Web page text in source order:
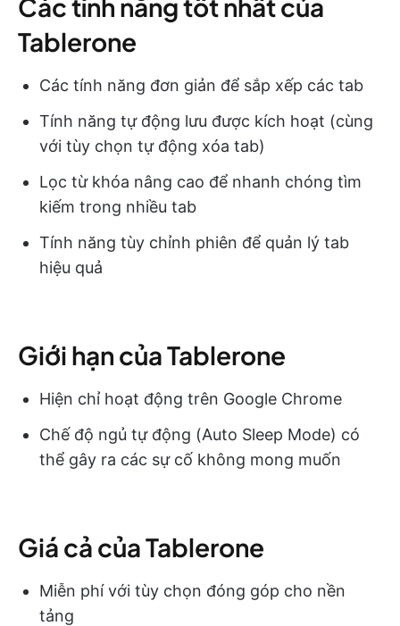
Các tính năng tốt nhất của
Tablerone
Các tính năng đơn giản để sắp xếp các tab
Tính năng tự động lưu được kích hoạt (cùng
với tùy chọn tự động xóa tab)
Lọc từ khóa nâng cao để nhanh chóng tìm
kiếm trong nhiều tab
Tính năng tùy chỉnh phiên để quản lý tab
hiệu quả
Giới hạn của Tablerone
Hiện chỉ hoạt động trên Google Chrome
Chế độ ngủ tự động (Auto Sleep Mode) có
thể gây ra các sự cố không mong muốn
Giá cả của Tablerone
Miễn phí với tùy chọn đóng góp cho nền
tảng